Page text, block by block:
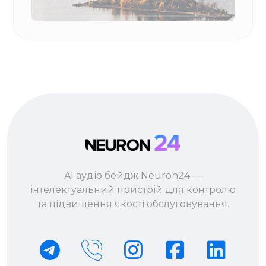
AI аудіо бейдж Neuron24 —
інтелектуальний пристрій для контролю
та підвищення якості обслуговування.